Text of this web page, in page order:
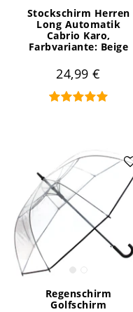
Stockschirm Herren
Long Automatik
Cabrio Karo,
Farbvariante: Beige
24,99 €
Regenschirm
Golfschirm